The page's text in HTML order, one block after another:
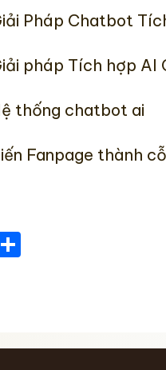
Pháp Chatbot
pháp Tích hợp AI
thống chatbot ai
Fanpage thành